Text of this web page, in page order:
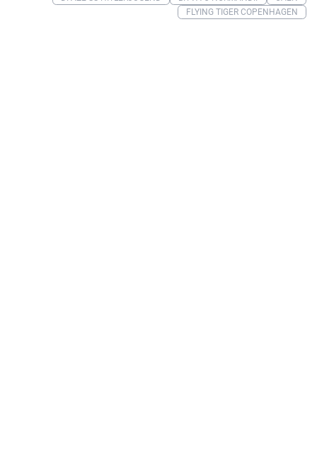
FLYING TIGER COPENHAGEN